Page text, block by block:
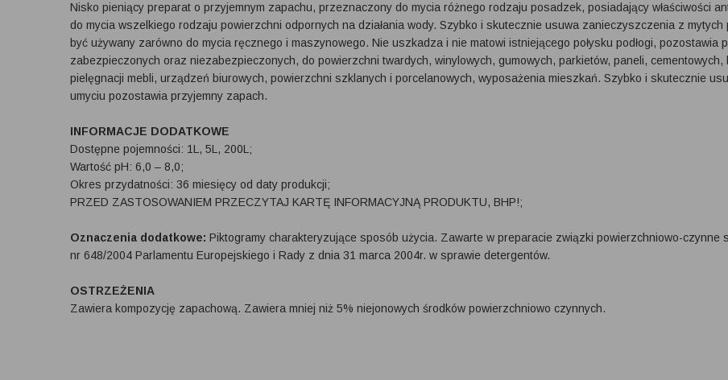
Nisko pieniący preparat o przyjemnym zapachu, przeznaczony do mycia różnego rodzaju posadzek, posiadający właściwości
do mycia wszelkiego rodzaju powierzchni odpornych na działania wody. Szybko i skutecznie usuwa zanieczyszczenia z
być używany zarówno do mycia ręcznego i maszynowego. Nie uszkadza i nie matowi istniejącego połysku podłogi,
zabezpieczonych oraz niezabezpieczonych, do powierzchni twardych, winylowych, gumowych, parkietów, paneli, cementowych,
pielęgnacji mebli, urządzeń biurowych, powierzchni szklanych i porcelanowych, wyposażenia mieszkań. Szybko i skutecznie
umyciu pozostawia przyjemny zapach.
INFORMACJE DODATKOWE
Dostępne pojemności: 1L, 5L, 200L;
Wartość pH: 6,0 – 8,0;
Okres przydatności: 36 miesięcy od daty produkcji;
PRZED ZASTOSOWANIEM PRZECZYTAJ KARTĘ INFORMACYJNĄ PRODUKTU, BHP!;
Oznaczenia dodatkowe: Piktogramy charakteryzujące sposób użycia. Zawarte w preparacie związki powierzchniowo-
nr 648/2004 Parlamentu Europejskiego i Rady z dnia 31 marca 2004r. w sprawie detergentów.
OSTRZEŻENIA
Zawiera kompozycję zapachową. Zawiera mniej niż 5% niejonowych środków powierzchniowo czynnych.